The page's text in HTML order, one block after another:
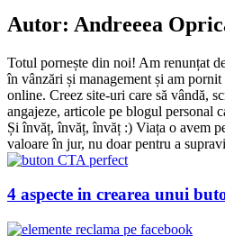
Autor: Andreeea
Totul pornește din noi! Am renunțat
în vânzări și management și am
online. Creez site-uri care să vândă,
angajeze, articole pe blogul personal
Și învăț, învăț, învăț :) Viața o avem
valoare în jur, nu doar pentru a
4 aspecte in crearea unui